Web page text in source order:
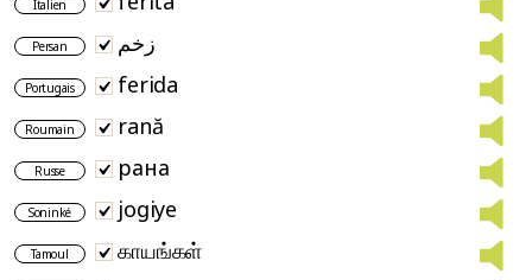
Italien
Persan زخم
Portugais ferida
Roumain rană
Russe рана
Soninké jogiye
Tamoul காயங்கள்